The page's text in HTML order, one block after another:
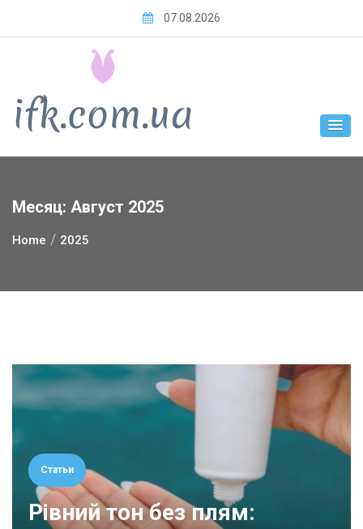
07.08.2026
Месяц: Август 2025
Home 2025
Статьи
Рівний тон без плям: